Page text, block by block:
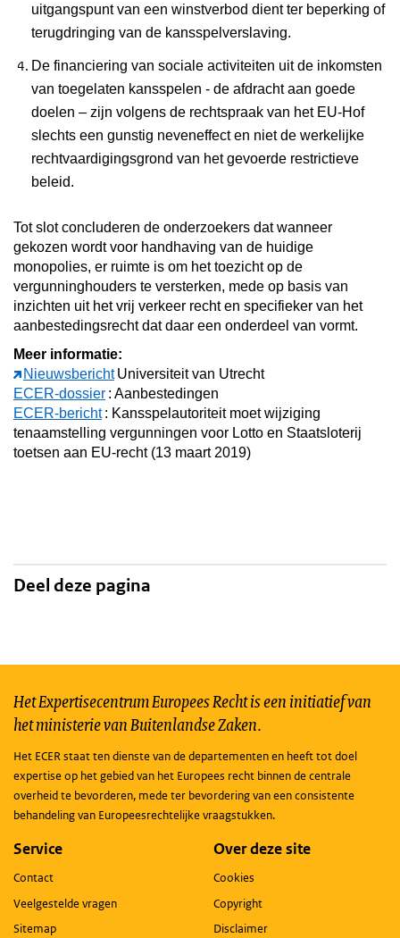
uitgangspunt van een winstverbod dient ter beperking of
terugdringing van de kansspelverslaving.
De financiering van sociale activiteiten uit de inkomsten
van toegelaten kansspelen - de afdracht aan goede
doelen – zijn volgens de rechtspraak van het EU-Hof
slechts een gunstig neveneffect en niet de werkelijke
rechtvaardigingsgrond van het gevoerde restrictieve
beleid.
Tot slot concluderen de onderzoekers dat wanneer
gekozen wordt voor handhaving van de huidige
monopolies, er ruimte is om het toezicht op de
vergunninghouders te versterken, mede op basis van
inzichten uit het vrij verkeer recht en specifieker van het
aanbestedingsrecht dat daar een onderdeel van vormt.
Meer informatie:
Nieuwsbericht Universiteit van Utrecht
ECER-dossier : Aanbestedingen
ECER-bericht : Kansspelautoriteit moet wijziging
tenaamstelling vergunningen voor Lotto en Staatsloterij
toetsen aan EU-recht (13 maart 2019)
Deel deze pagina
Het Expertisecentrum Europees Recht is een initiatief van
het ministerie van Buitenlandse Zaken.
Het ECER staat ten dienste van de departementen en heeft tot doel
expertise op het gebied van het Europees recht binnen de centrale
overheid te bevorderen, mede ter bevordering van een consistente
behandeling van Europeesrechtelijke vraagstukken.
Service
Contact
Veelgestelde vragen
Sitemap
Over deze site
Cookies
Copyright
Disclaimer